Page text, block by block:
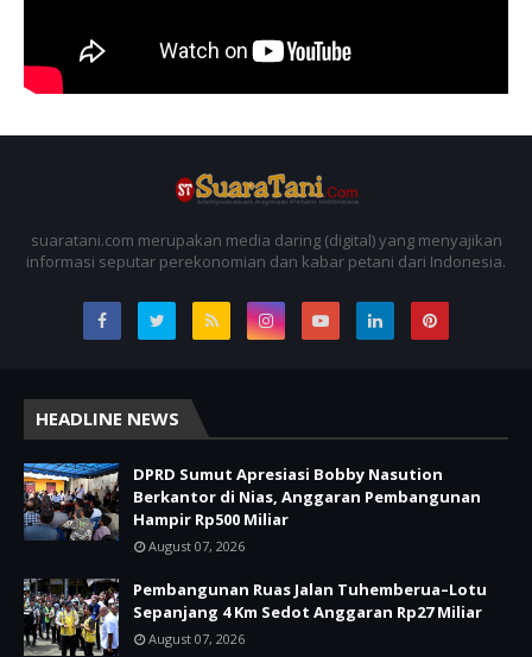
suaratani.com merupakan media daring (digital) yang menyajikan
informasi seputar perekonomian dan kabar petani dari Indonesia.
HEADLINE NEWS
DPRD Sumut Apresiasi Bobby Nasution
Berkantor di Nias, Anggaran Pembangunan
Hampir Rp500 Miliar
August 07, 2026
Pembangunan Ruas Jalan Tuhemberua–Lotu
Sepanjang 4 Km Sedot Anggaran Rp27 Miliar
August 07, 2026